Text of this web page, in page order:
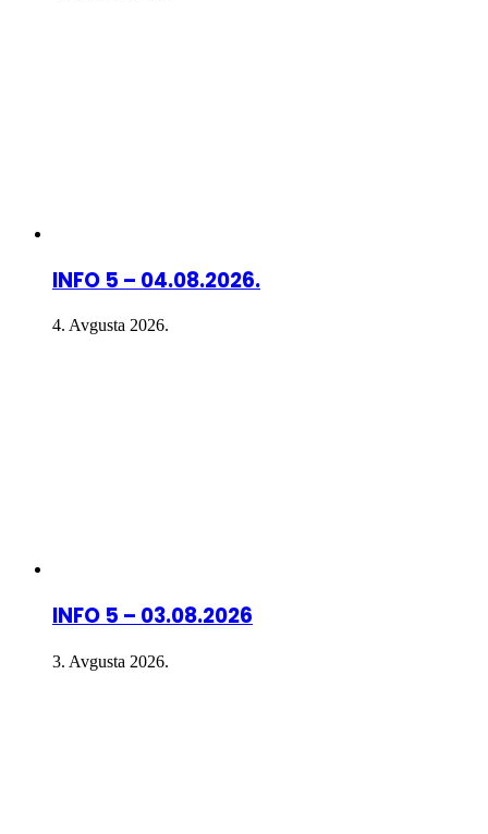
INFO 5 – 04.08.2026.
4. Avgusta 2026.
INFO 5 – 03.08.2026
3. Avgusta 2026.